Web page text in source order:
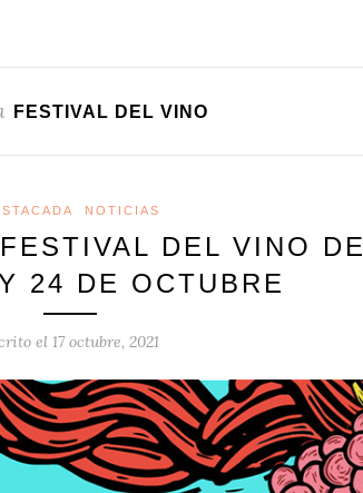
FESTIVAL DEL VINO
NOTICIAS
DEL VINO DE
24 DE OCTUBRE
el 17 octubre, 2021